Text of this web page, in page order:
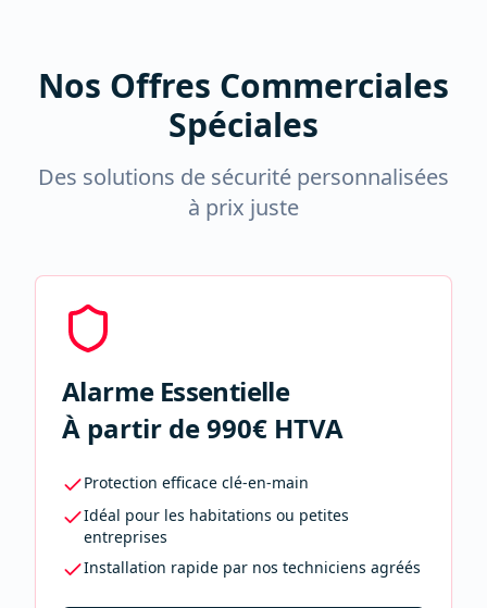
Nos Offres Commerciales
Spéciales
Des solutions de sécurité personnalisées
à prix juste
Alarme Essentielle
À partir de 990€ HTVA
Protection efficace clé-en-main
Idéal pour les habitations ou petites
entreprises
Installation rapide par nos techniciens agréés